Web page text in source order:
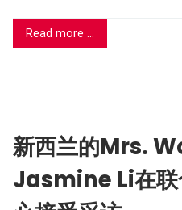
Read more ...
新西兰的Mrs.
Jasmine Li在联